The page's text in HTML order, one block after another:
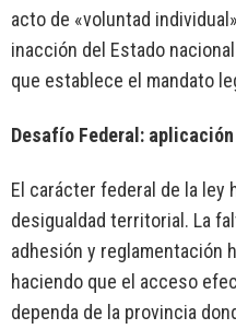
acto de «voluntad
inacción del Estado
que establece el mandato
Desafío Federal:
El carácter federal de la ley
desigualdad territorial. La
adhesión y reglamentación
haciendo que el acceso
dependa de la provincia